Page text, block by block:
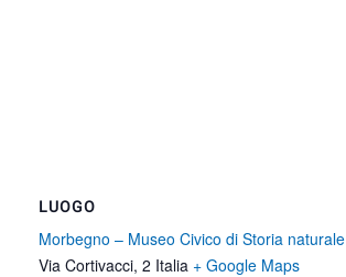
LUOGO
Morbegno – Museo Civico di Storia naturale
Via Cortivacci, 2 Italia + Google Maps